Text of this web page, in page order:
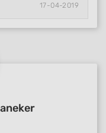
17-04-2019